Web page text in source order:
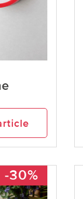
-30%